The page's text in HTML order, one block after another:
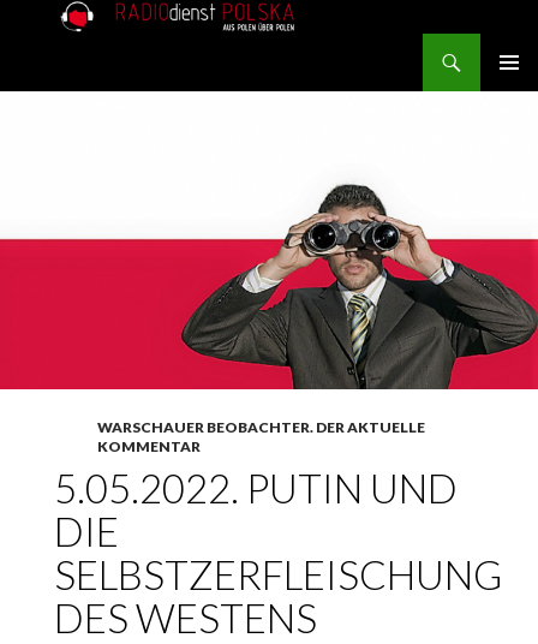
WARSCHAUER BEOBACHTER. DER AKTUELLE
KOMMENTAR
5.05.2022. PUTIN UND
DIE
SELBSTZERFLEISCHUNG
DES WESTENS